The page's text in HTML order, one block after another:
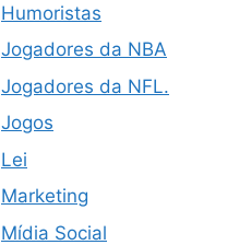
Humoristas
Jogadores da NBA
Jogadores da NFL.
Jogos
Lei
Marketing
Mídia Social